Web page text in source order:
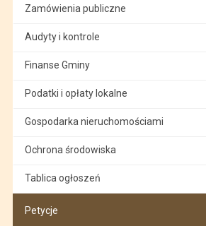
Zamówienia publiczne
Audyty i kontrole
Finanse Gminy
Podatki i opłaty lokalne
Gospodarka nieruchomościami
Ochrona środowiska
Tablica ogłoszeń
Petycje